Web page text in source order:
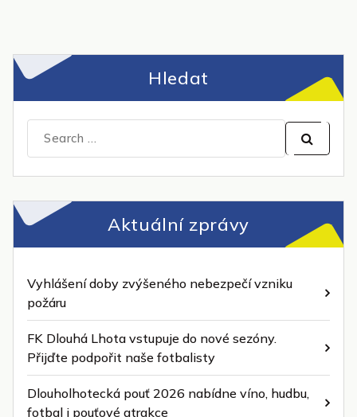
Hledat
Aktuální zprávy
Vyhlášení doby zvýšeného nebezpečí vzniku
požáru
FK Dlouhá Lhota vstupuje do nové sezóny.
Přijďte podpořit naše fotbalisty
Dlouholhotecká pouť 2026 nabídne víno, hudbu,
fotbal i pouťové atrakce